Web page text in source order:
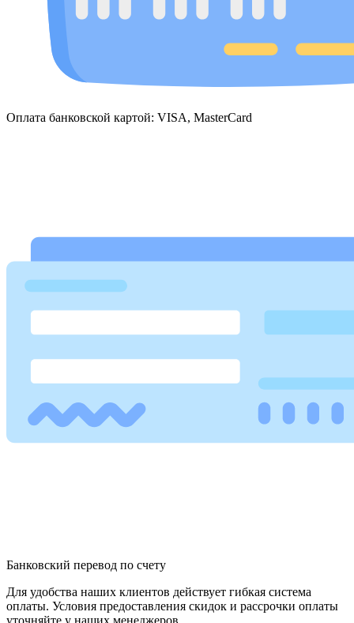
Оплата банковской картой: VISA, MasterCard
Банковский перевод по счету
Для удобства наших клиентов действует гибкая система
оплаты. Условия предоставления скидок и рассрочки оплаты
уточняйте у наших менеджеров.